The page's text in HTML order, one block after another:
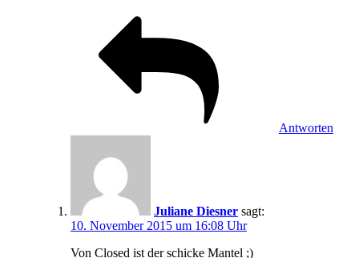
Antworten
Juliane Diesner sagt:
10. November 2015 um 16:08 Uhr
Von Closed ist der schicke Mantel ;)